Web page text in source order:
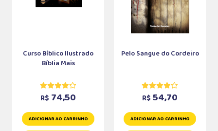
Curso Bíblico Ilustrado
Bíblia Mais
R$ 74,50
ADICIONAR AO CARRINHO
Pelo Sangue do Cordeiro
R$ 54,70
ADICIONAR AO CARRINHO